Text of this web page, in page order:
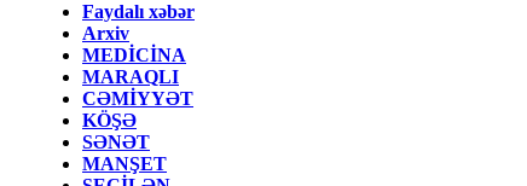
Faydalı xəbər
Arxiv
MEDİCİNA
MARAQLI
CƏMİYYƏT
KÖŞƏ
SƏNƏT
MANŞET